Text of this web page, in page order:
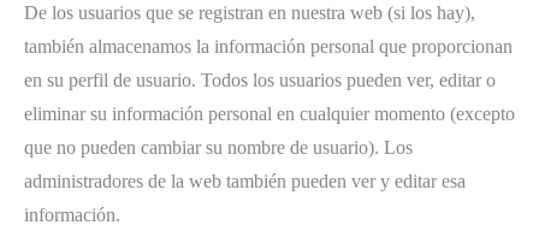
De los usuarios que se registran en nuestra web (si los hay),
también almacenamos la información personal que proporcionan
en su perfil de usuario. Todos los usuarios pueden ver, editar o
eliminar su información personal en cualquier momento (excepto
que no pueden cambiar su nombre de usuario). Los
administradores de la web también pueden ver y editar esa
información.